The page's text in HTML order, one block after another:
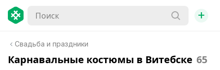
+
Свадьба и праздники
Карнавальные костюмы в Витебске 65